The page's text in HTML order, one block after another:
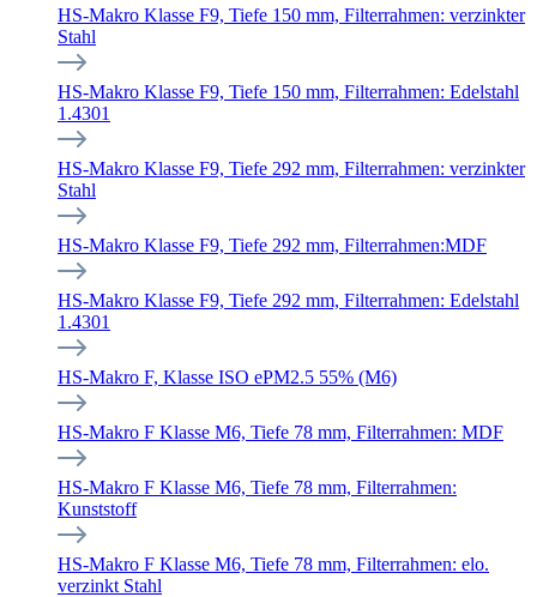
HS-Makro Klasse F9, Tiefe 150 mm, Filterrahmen: verzinkter
Stahl
HS-Makro Klasse F9, Tiefe 150 mm, Filterrahmen: Edelstahl
1.4301
HS-Makro Klasse F9, Tiefe 292 mm, Filterrahmen: verzinkter
Stahl
HS-Makro Klasse F9, Tiefe 292 mm, Filterrahmen:MDF
HS-Makro Klasse F9, Tiefe 292 mm, Filterrahmen: Edelstahl
1.4301
HS-Makro F, Klasse ISO ePM2.5 55% (M6)
HS-Makro F Klasse M6, Tiefe 78 mm, Filterrahmen: MDF
HS-Makro F Klasse M6, Tiefe 78 mm, Filterrahmen:
Kunststoff
HS-Makro F Klasse M6, Tiefe 78 mm, Filterrahmen: elo.
verzinkt Stahl